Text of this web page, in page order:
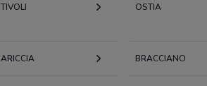
TIVOLI OSTIA
ARICCIA BRACCIANO